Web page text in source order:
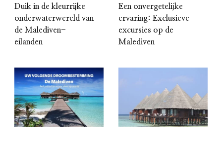
Duik in de kleurrijke
onderwaterwereld van
de Malediven-
eilanden
Een onvergetelijke
ervaring: Exclusieve
excursies op de
Malediven